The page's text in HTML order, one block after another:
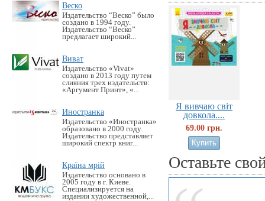
Веско
Издательство “Веско” было
создано в 1994 году.
Издательство “Веско”
предлагает широкий...
Виват
Издательство «Vivat»
создано в 2013 году путем
слияния трех издательств:
«Аргумент Принт», «...
Иностранка
Издательство «Иностранка»
образовано в 2000 году.
Издательство представляет
широкий спектр книг...
Країна мрій
Издательство основано в
2005 году в г. Киеве.
Специализируется на
издании художественной,...
Я вивчаю світ
довкола....
69.00 грн.
Оставьте